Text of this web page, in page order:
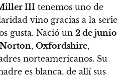
III tenemos uno de
vino gracias a la serie
gusta. Nació un 2 de junio
, Oxfordshire,
norteamericanos. Su
es blanca, de allí sus